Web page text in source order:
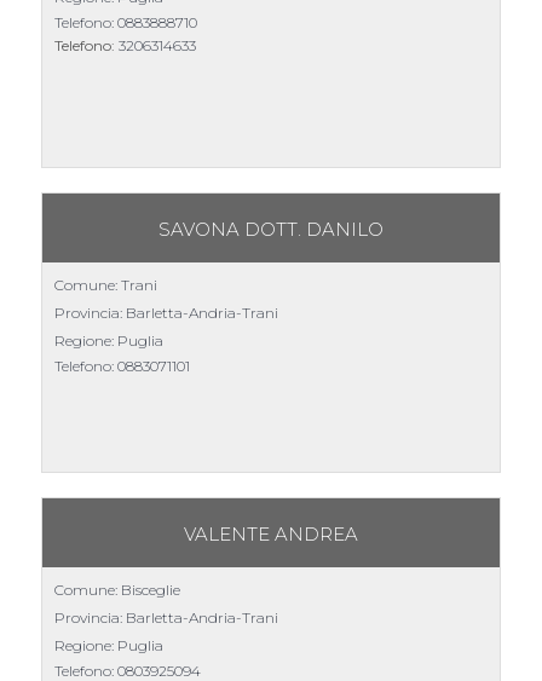
Telefono: 0883888710
Telefono: 3206314633
SAVONA DOTT. DANILO
Comune: Trani
Provincia: Barletta-Andria-Trani
Regione: Puglia
Telefono: 0883071101
VALENTE ANDREA
Comune: Bisceglie
Provincia: Barletta-Andria-Trani
Regione: Puglia
Telefono: 0803925094